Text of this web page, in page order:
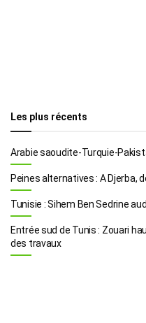
Les plus récents
Arabie saoudite-Turquie-
Peines alternatives : A Djerba,
Tunisie : Sihem Ben Sedrine
Entrée sud de Tunis : Zouari
des travaux